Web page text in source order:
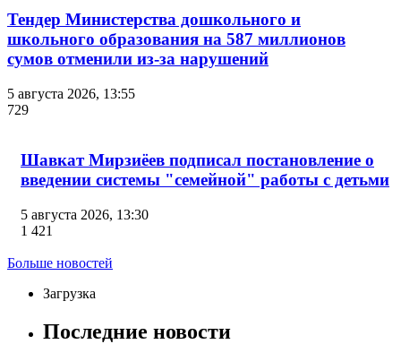
Тендер Министерства дошкольного и
школьного образования на 587 миллионов
сумов отменили из-за нарушений
5 августа 2026, 13:55
729
Шавкат Мирзиёев подписал постановление о
введении системы "семейной" работы с детьми
5 августа 2026, 13:30
1 421
Больше новостей
Загрузка
Последние новости